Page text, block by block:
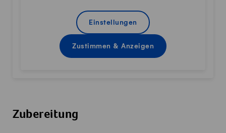
Einstellungen
Zustimmen & Anzeigen
Zubereitung